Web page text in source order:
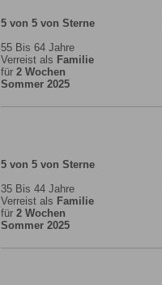
5 von 5 von Sterne
55 Bis 64 Jahre
Verreist als Familie
für 2 Wochen
Sommer 2025
5 von 5 von Sterne
35 Bis 44 Jahre
Verreist als Familie
für 2 Wochen
Sommer 2025